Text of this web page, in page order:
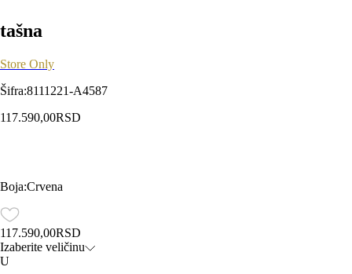
tašna
Store Only
Šifra:8111221-A4587
117.590,00RSD
Boja:Crvena
117.590,00RSD
Izaberite veličinu
U